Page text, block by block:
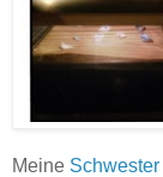
Meine Schwester